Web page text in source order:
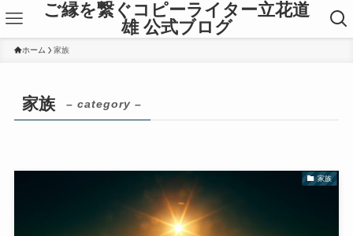
ご縁を繋ぐコピーライター立花道
雄 公式ブログ
ホーム 家族
家族 – category –
家族